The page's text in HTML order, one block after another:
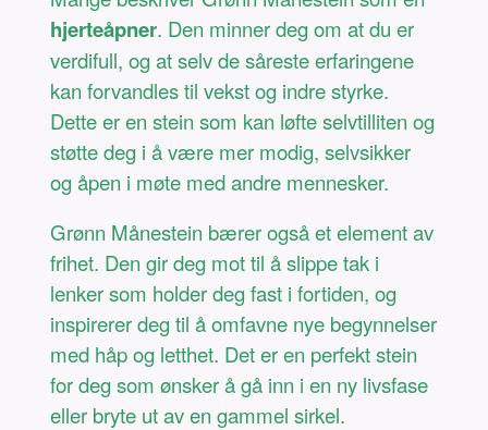
hjerteåpner. Den minner deg om at du er
verdifull, og at selv de såreste erfaringene
kan forvandles til vekst og indre styrke.
Dette er en stein som kan løfte selvtilliten og
støtte deg i å være mer modig, selvsikker
og åpen i møte med andre mennesker.
Grønn Månestein bærer også et element av
frihet. Den gir deg mot til å slippe tak i
lenker som holder deg fast i fortiden, og
inspirerer deg til å omfavne nye begynnelser
med håp og letthet. Det er en perfekt stein
for deg som ønsker å gå inn i en ny livsfase
eller bryte ut av en gammel sirkel.